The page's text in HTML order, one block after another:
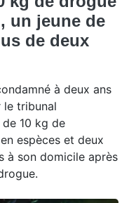
un jeune de
de deux
à deux ans
tribunal
10 kg de
espèces et deux
à son domicile après